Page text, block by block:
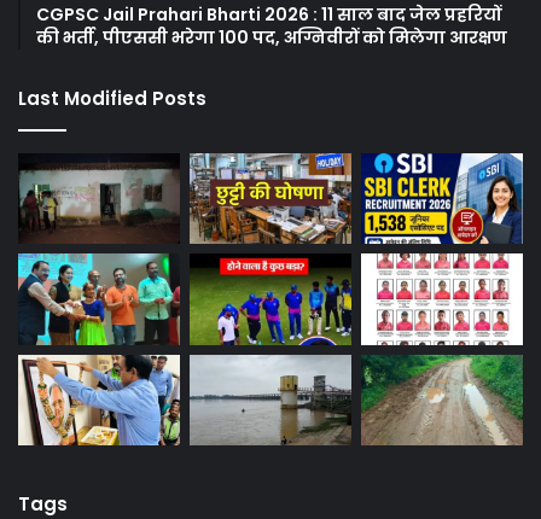
CGPSC Jail Prahari Bharti 2026 : 11 साल बाद जेल प्रहरियों
की भर्ती, पीएससी भरेगा 100 पद, अग्निवीरों को मिलेगा आरक्षण
Last Modified Posts
Tags